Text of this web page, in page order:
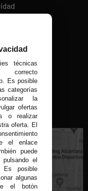
FÍSICA
MADRID
técnicas
correcto
Es posible
categorías
la
ofertas
o realizar
oferta. El
el enlace
puede
el
Es posible
algunas
el botón